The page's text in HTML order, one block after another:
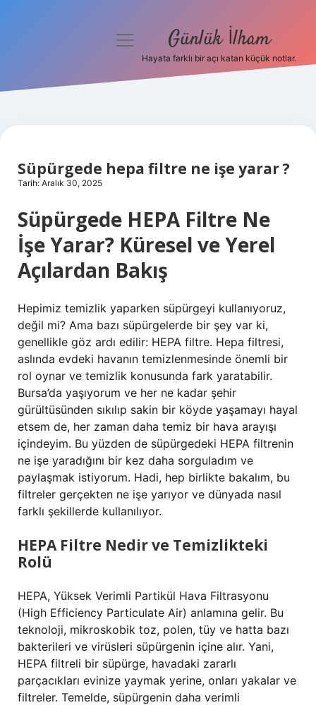
Hakkımızda
menüyü
Günlük İlham
Hayata farklı bir açı katan küçük notlar.
Süpürgede hepa filtre ne işe yarar ?
Tarih: Aralık 30, 2025
Süpürgede HEPA Filtre Ne
İşe Yarar? Küresel ve Yerel
Açılardan Bakış
Hepimiz temizlik yaparken süpürgeyi kullanıyoruz,
değil mi? Ama bazı süpürgelerde bir şey var ki,
genellikle göz ardı edilir: HEPA filtre. Hepa filtresi,
aslında evdeki havanın temizlenmesinde önemli bir
rol oynar ve temizlik konusunda fark yaratabilir.
Bursa’da yaşıyorum ve her ne kadar şehir
gürültüsünden sıkılıp sakin bir köyde yaşamayı hayal
etsem de, her zaman daha temiz bir hava arayışı
içindeyim. Bu yüzden de süpürgedeki HEPA filtrenin
ne işe yaradığını bir kez daha sorguladım ve
paylaşmak istiyorum. Hadi, hep birlikte bakalım, bu
filtreler gerçekten ne işe yarıyor ve dünyada nasıl
farklı şekillerde kullanılıyor.
HEPA Filtre Nedir ve Temizlikteki
Rolü
HEPA, Yüksek Verimli Partikül Hava Filtrasyonu
(High Efficiency Particulate Air) anlamına gelir. Bu
teknoloji, mikroskobik toz, polen, tüy ve hatta bazı
bakterileri ve virüsleri süpürgenin içine alır. Yani,
HEPA filtreli bir süpürge, havadaki zararlı
parçacıkları evinize yaymak yerine, onları yakalar ve
filtreler. Temelde, süpürgenin daha verimli